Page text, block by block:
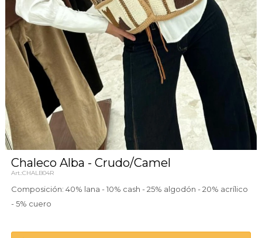
Chaleco Alba - Crudo/Camel
CHALB04R
Composición: 40% lana - 10% cash - 25% algodón - 20% acrílico
- 5% cuero